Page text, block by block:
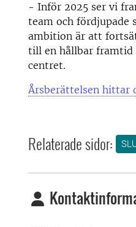
- Inför 2025 ser vi
team och fördjupade
ambition är att
till en hållbar framtid
centret.
Årsberättelsen hittar
Relaterade sidor: